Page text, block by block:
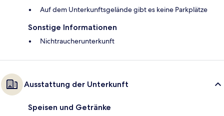
Auf dem Unterkunftsgelände gibt es keine Parkplätze
Sonstige Informationen
Nichtraucherunterkunft
Ausstattung der Unterkunft
Speisen und Getränke